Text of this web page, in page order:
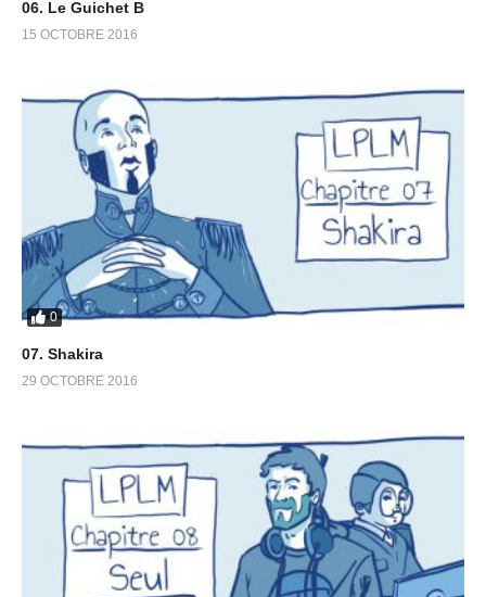
06. Le Guichet B
15 OCTOBRE 2016
0
07. Shakira
29 OCTOBRE 2016